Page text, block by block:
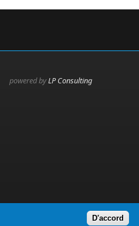
powered byLP Consulting
D'accord